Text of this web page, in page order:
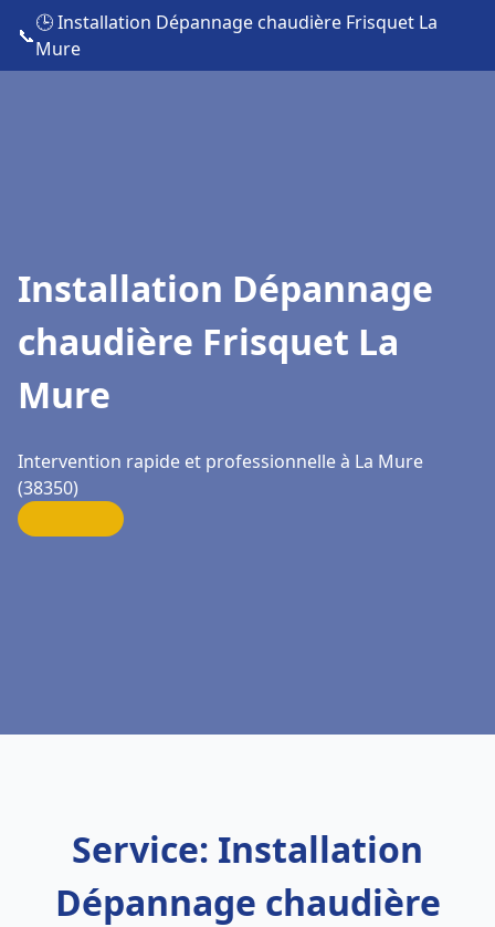
📞
🕒 Installation Dépannage chaudière Frisquet La
Mure
Installation Dépannage
chaudière Frisquet La
Mure
Intervention rapide et professionnelle à La Mure
(38350)
Service: Installation
Dépannage chaudière